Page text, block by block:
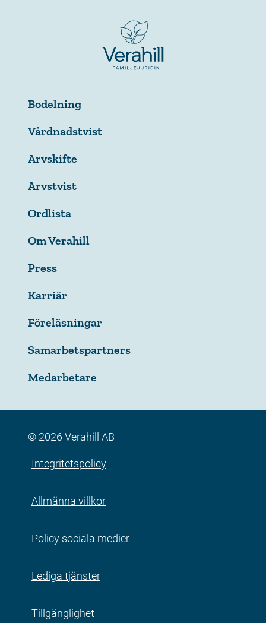
Bodelning
Vårdnadstvist
Arvskifte
Arvstvist
Ordlista
Om Verahill
Press
Karriär
Föreläsningar
Samarbetspartners
Medarbetare
© 2026 Verahill AB
Integritetspolicy
Allmänna villkor
Policy sociala medier
Lediga tjänster
Tillgänglighet